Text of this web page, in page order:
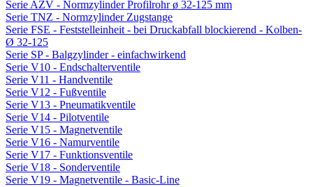
Serie AZV - Normzylinder Profilrohr ø 32-125 mm
Serie TNZ - Normzylinder Zugstange
Serie FSE - Feststelleinheit - bei Druckabfall blockierend - Kolben-
Ø 32-125
Serie SP - Balgzylinder - einfachwirkend
Serie V10 - Endschalterventile
Serie V11 - Handventile
Serie V12 - Fußventile
Serie V13 - Pneumatikventile
Serie V14 - Pilotventile
Serie V15 - Magnetventile
Serie V16 - Namurventile
Serie V17 - Funktionsventile
Serie V18 - Sonderventile
Serie V19 - Magnetventile - Basic-Line